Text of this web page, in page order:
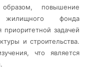
повышение
жилищного фонда
приоритетной задачей
и строительства.
что является